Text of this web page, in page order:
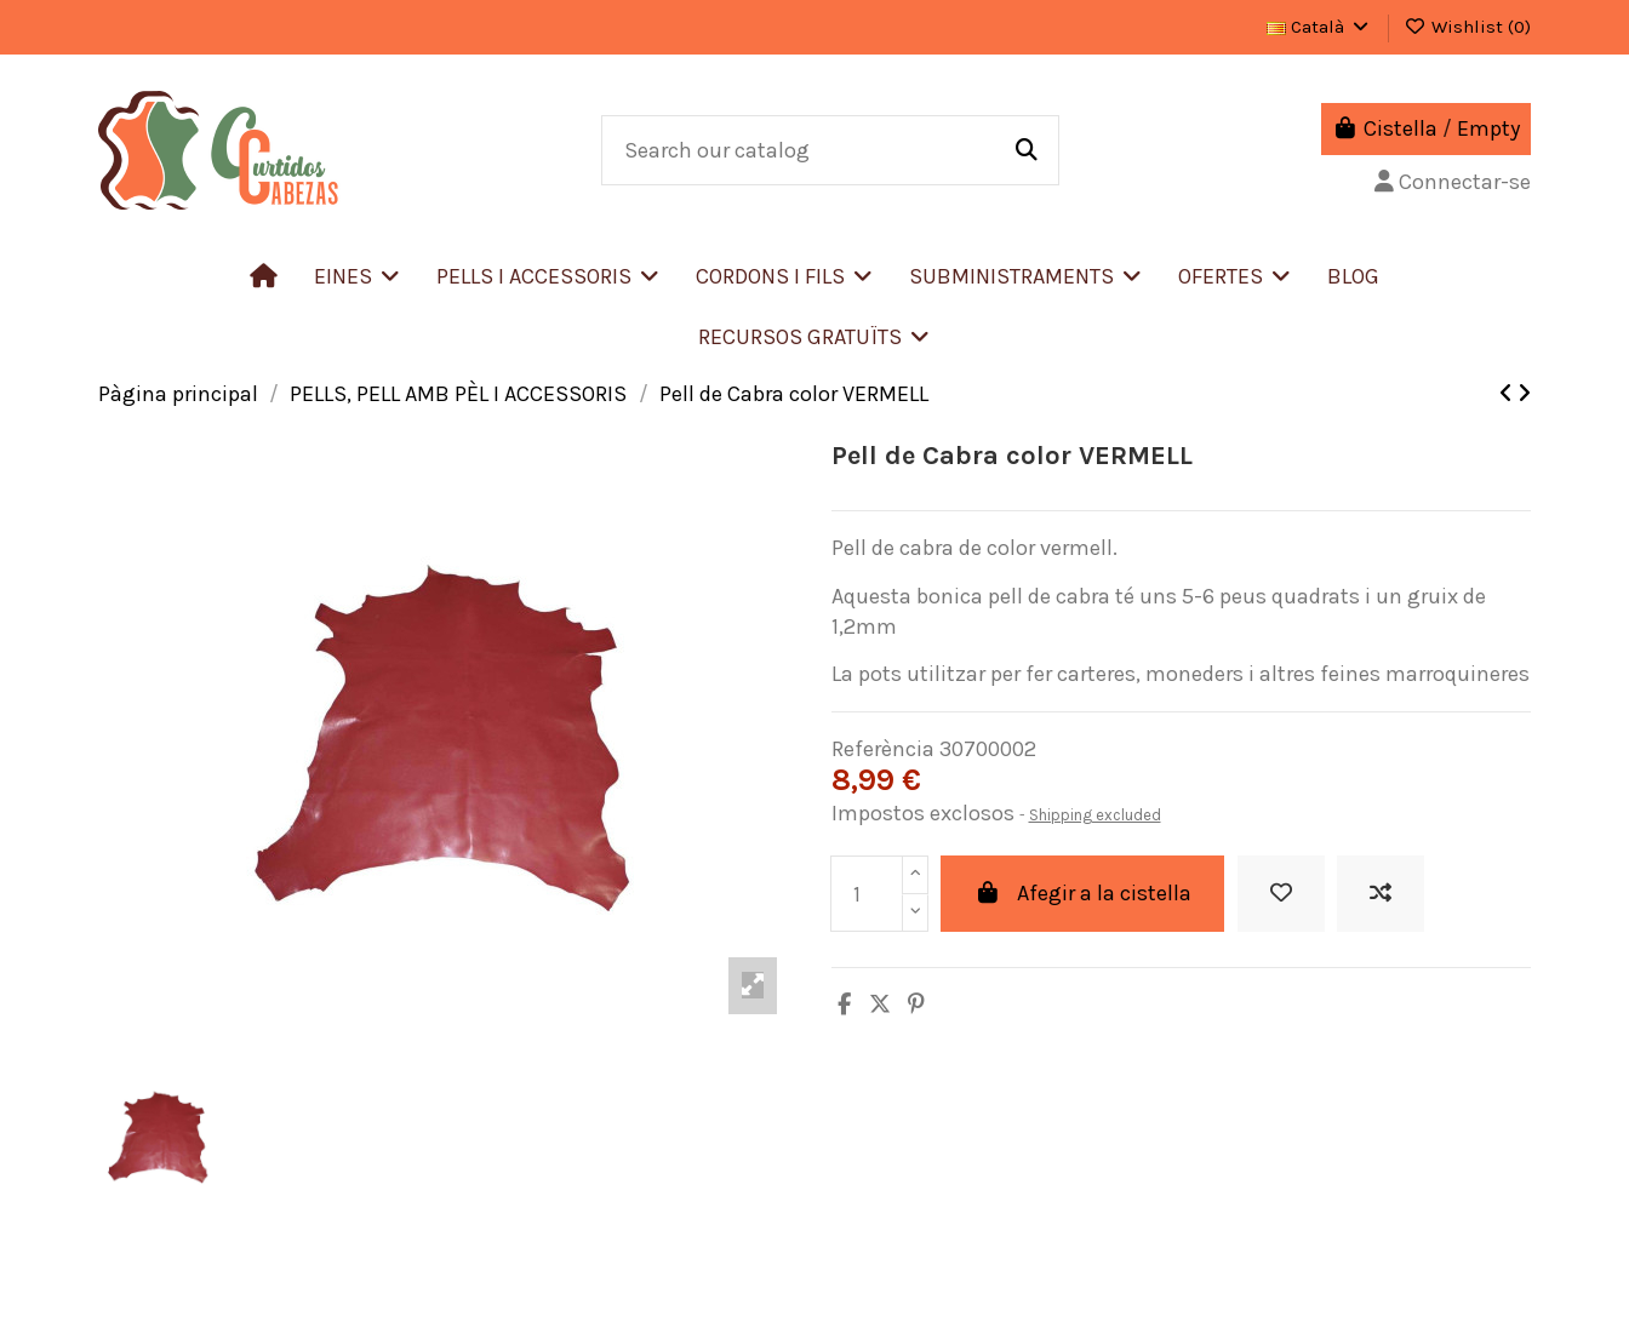
Català Wishlist (0)
Cistella / Empty
Connectar-se
EINES PELLS I ACCESSORIS CORDONS I FILS SUBMINISTRAMENTS OFERTES BLOG
RECURSOS GRATUÏTS
Pàgina principal PELLS, PELL AMB PÈL I ACCESSORIS Pell de Cabra color VERMELL
Pell de Cabra color VERMELL
Pell de cabra de color vermell.
Aquesta bonica pell de cabra té uns 5-6 peus quadrats i un gruix de
1,2mm
La pots utilitzar per fer carteres, moneders i altres feines marroquineres
Referència 30700002
8,99 €
Impostos exclosos Shipping excluded
Afegir a la cistella